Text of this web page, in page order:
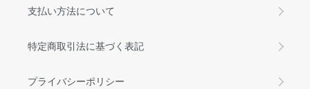
支払い方法について
特定商取引法に基づく表記
プライバシーポリシー